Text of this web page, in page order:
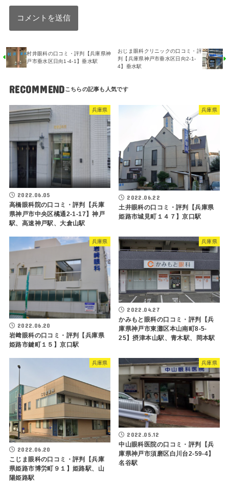
村井眼科の口コミ・評判【兵庫県神
戸市垂水区日向1-4-1】垂水駅
おじま眼科クリニックの口コミ・評
判【兵庫県神戸市垂水区日向2-1-
4】垂水駅
RECOMMEND
兵庫県
2022.06.05
高橋眼科院の口コミ・評判【兵庫
県神戸市中央区橘通2-1-17】神戸
駅、高速神戸駅、大倉山駅
兵庫県
2022.06.22
土井眼科の口コミ・評判【兵庫県
姫路市城見町１４７】京口駅
兵庫県
2022.06.20
岩﨑眼科の口コミ・評判【兵庫県
姫路市鍵町１５】京口駅
兵庫県
2022.04.27
かみもと眼科の口コミ・評判【兵
庫県神戸市東灘区本山南町8-5-
25】摂津本山駅、青木駅、岡本駅
兵庫県
2022.06.20
こじま眼科の口コミ・評判【兵庫
県姫路市博労町９１】姫路駅、山
陽姫路駅
兵庫県
2022.05.12
中山眼科医院の口コミ・評判【兵
庫県神戸市須磨区白川台2-59-4】
名谷駅